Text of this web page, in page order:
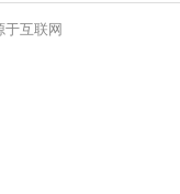
于互联网